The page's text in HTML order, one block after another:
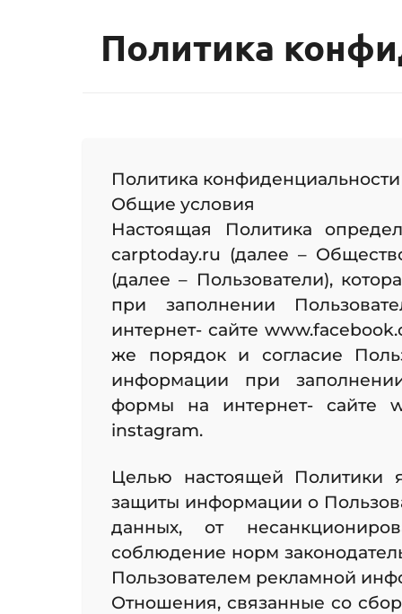
Политика
Политика
Общие условия
Настоящая Политика
carptoday.ru (далее –
(далее – Пользователи),
при заполнении
интернет- сайте
же порядок и согласие
информации при
формы на интернет- сайте
instagram.
Целью настоящей Политики
защиты информации о
данных, от
соблюдение норм
Пользователем рекламной
Отношения, связанные со